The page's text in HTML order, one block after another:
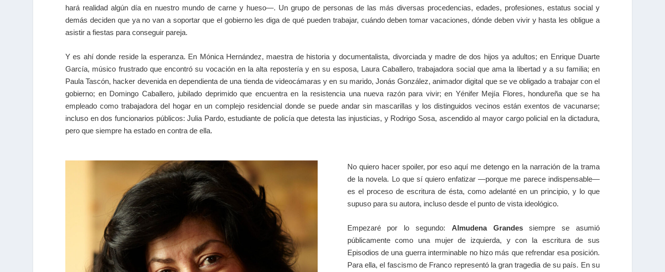
hará realidad algún día en nuestro mundo de carne y hueso—. Un grupo de personas de las más diversas procedencias, edades, profesiones, estatus social y
demás deciden que ya no van a soportar que el gobierno les diga de qué pueden trabajar, cuándo deben tomar vacaciones, dónde deben vivir y hasta les obligue a
asistir a fiestas para conseguir pareja.
Y es ahí donde reside la esperanza. En Mónica Hernández, maestra de historia y documentalista, divorciada y madre de dos hijos ya adultos; en Enrique Duarte
García, músico frustrado que encontró su vocación en la alta repostería y en su esposa, Laura Caballero, trabajadora social que ama la libertad y a su familia; en
Paula Tascón, hacker devenida en dependienta de una tienda de videocámaras y en su marido, Jonás González, animador digital que se ve obligado a trabajar con el
gobierno; en Domingo Caballero, jubilado deprimido que encuentra en la resistencia una nueva razón para vivir; en Yénifer Mejía Flores, hondureña que se ha
empleado como trabajadora del hogar en un complejo residencial donde se puede andar sin mascarillas y los distinguidos vecinos están exentos de vacunarse;
incluso en dos funcionarios públicos: Julia Pardo, estudiante de policía que detesta las injusticias, y Rodrigo Sosa, ascendido al mayor cargo policial en la dictadura,
pero que siempre ha estado en contra de ella.
No quiero hacer spoiler, por eso aquí me detengo en la narración de la trama
de la novela. Lo que sí quiero enfatizar —porque me parece indispensable—
es el proceso de escritura de ésta, como adelanté en un principio, y lo que
supuso para su autora, incluso desde el punto de vista ideológico.
Empezaré por lo segundo: Almudena Grandessiempre se asumió
públicamente como una mujer de izquierda, y con la escritura de sus
Episodios de una guerra interminable no hizo más que refrendar esa posición.
Para ella, el fascismo de Franco representó la gran tragedia de su país. En su